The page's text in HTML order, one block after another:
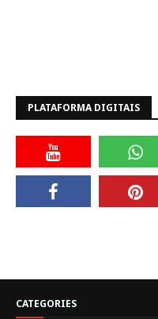
PLATAFORMA DIGITAIS
CATEGORIES